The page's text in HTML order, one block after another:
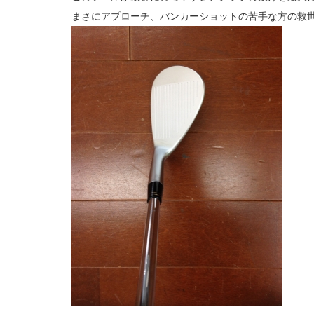
まさにアプローチ、バンカーショットの苦手な方の救